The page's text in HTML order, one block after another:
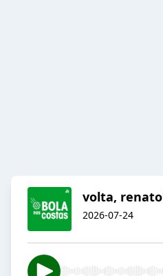
volta,
2026-07-24